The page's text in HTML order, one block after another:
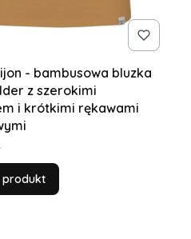
- bambusowa bluzka
z szerokimi
i krótkimi rękawami
produkt